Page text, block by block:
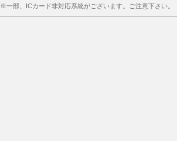
※一部、ICカード非対応系統がございます。ご注意下さい。